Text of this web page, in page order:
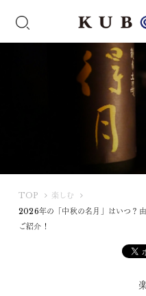
TOP
U
B
楽しむ
2026年の「中秋の名月」はいつ？
ご紹介！